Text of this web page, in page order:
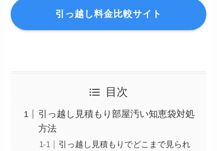
引っ越し料金比較サイト
目次
引っ越し見積もり部屋汚い知恵袋対処
方法
引っ越し見積もりでどこまで見られ